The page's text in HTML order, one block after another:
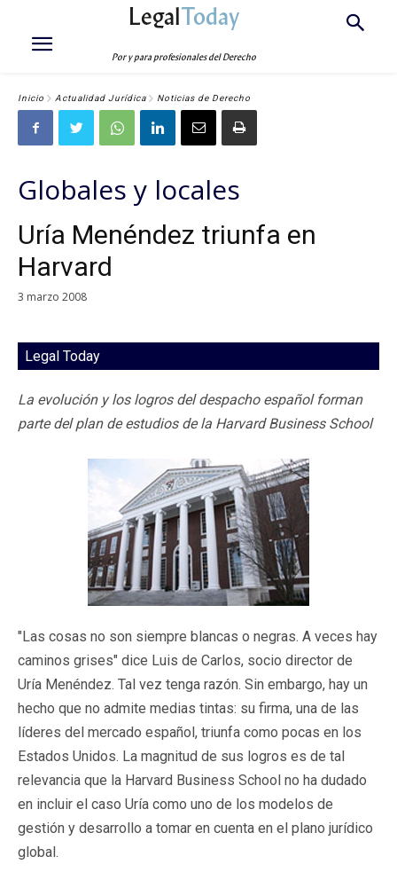
LegalToday
Por y para profesionales del Derecho
Inicio Actualidad Jurídica Noticias de Derecho
Globales y locales
Uría Menéndez triunfa en
Harvard
3 marzo 2008
Legal Today
La evolución y los logros del despacho español forman
parte del plan de estudios de la Harvard Business School
"Las cosas no son siempre blancas o negras. A veces hay
caminos grises" dice Luis de Carlos, socio director de
Uría Menéndez. Tal vez tenga razón. Sin embargo, hay un
hecho que no admite medias tintas: su firma, una de las
líderes del mercado español, triunfa como pocas en los
Estados Unidos. La magnitud de sus logros es de tal
relevancia que la Harvard Business School no ha dudado
en incluir el caso Uría como uno de los modelos de
gestión y desarrollo a tomar en cuenta en el plano jurídico
global.